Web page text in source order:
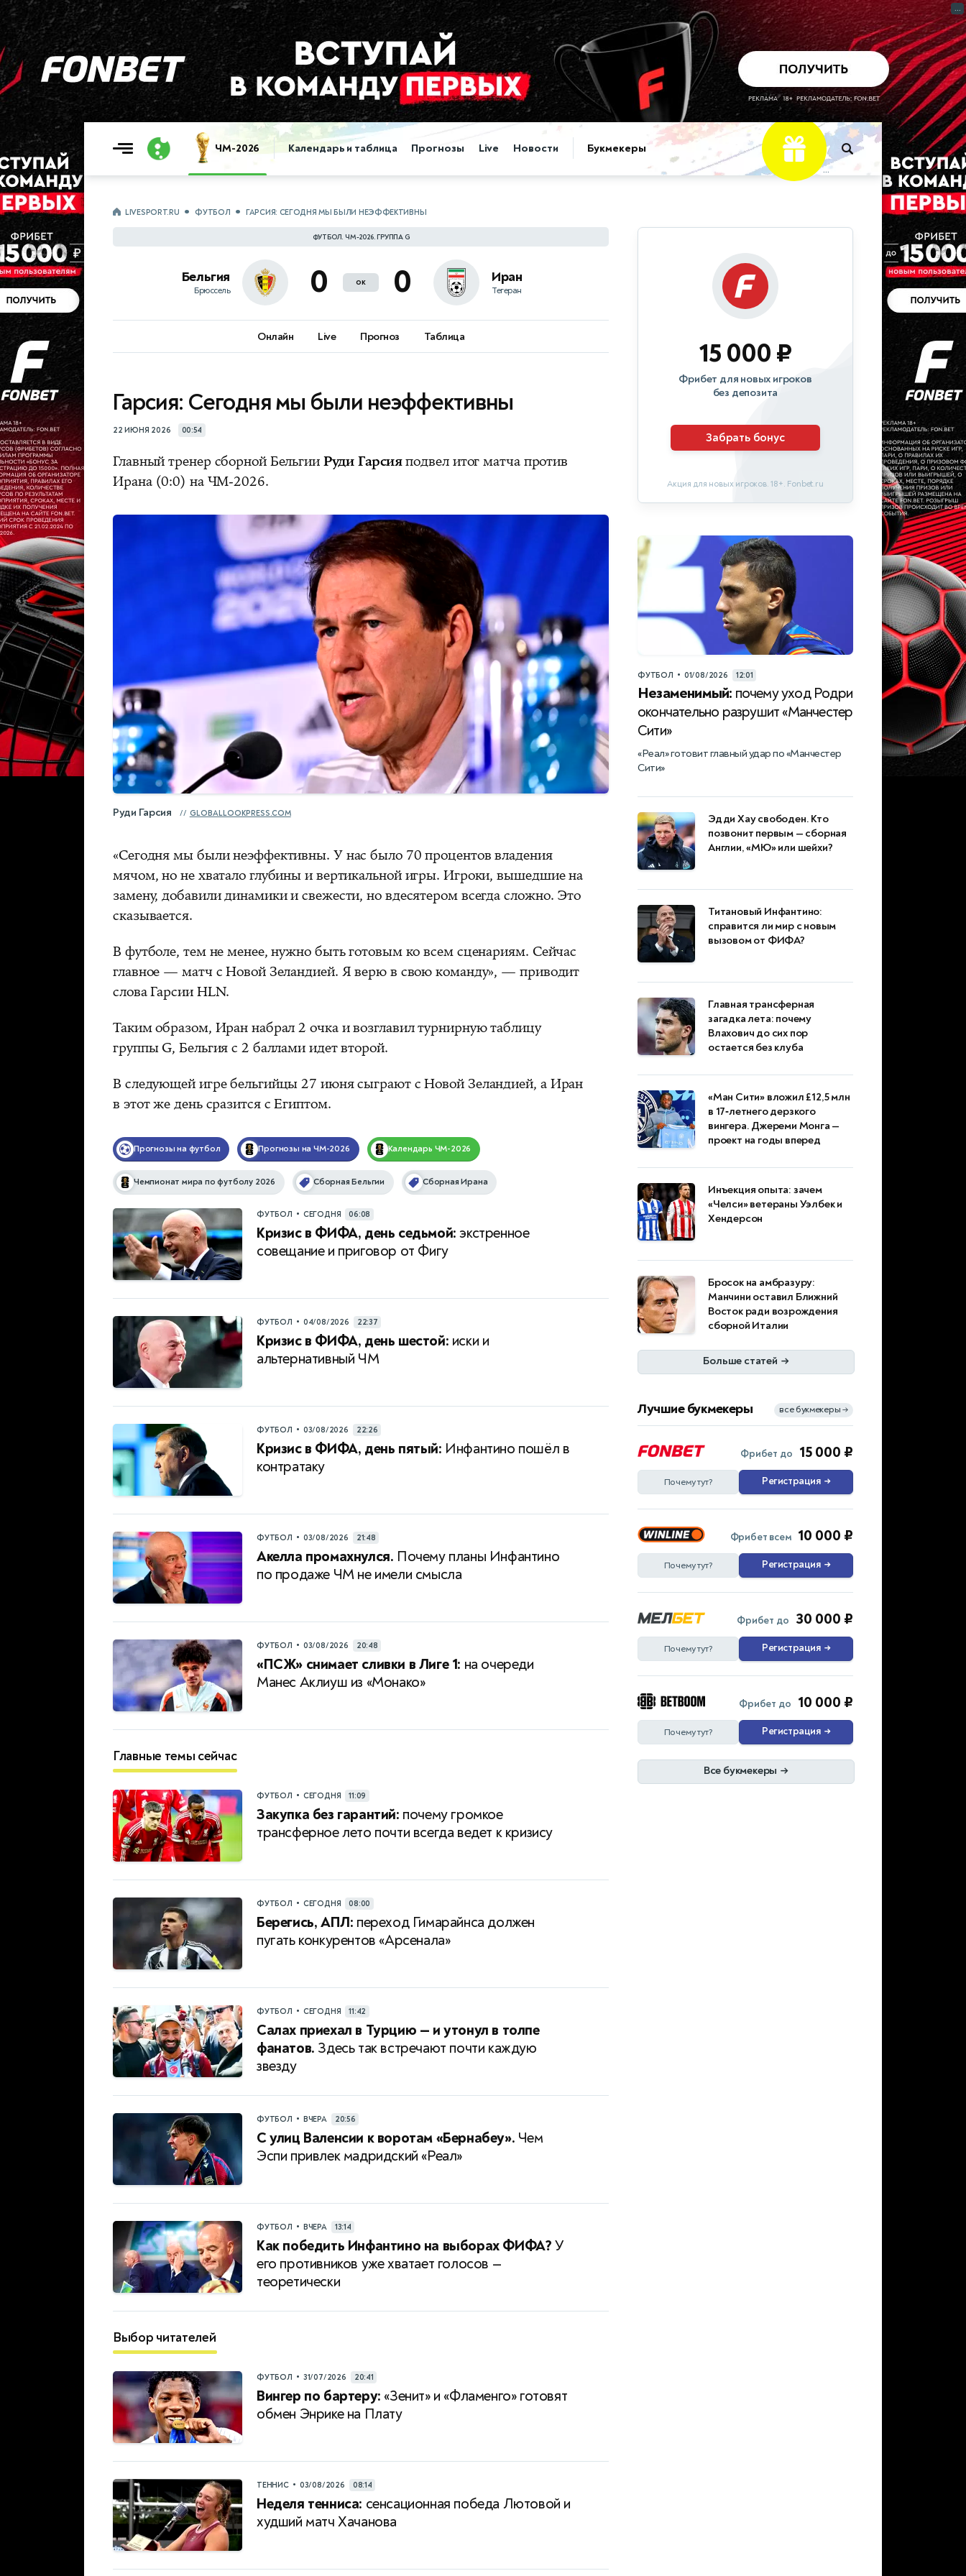
ЧМ-2026 Календарь и таблица Прогнозы Live Новости Букмекеры
...
LIVESPORT.RU ФУТБОЛ ГАРСИЯ: СЕГОДНЯ МЫ БЫЛИ НЕЭФФЕКТИВНЫ
ФУТБОЛ. ЧМ-2026. ГРУППА G
Бельгия
Брюссель 0 ок 0 Иран
Тегеран
Онлайн Live Прогноз Таблица
Гарсия: Сегодня мы были неэффективны
22 ИЮНЯ 2026 00:54
Главный тренер сборной БельгииРуди Гарсияподвел итог матча против
Ирана (0:0) на ЧМ-2026.
Руди Гарсия GLOBALLOOKPRESS.COM
«Сегодня мы были неэффективны. У нас было 70 процентов владения
мячом, но не хватало глубины и вертикальной игры. Игроки, вышедшие на
замену, добавили динамики и свежести, но вдесятером всегда сложно. Это
сказывается.
В футболе, тем не менее, нужно быть готовым ко всем сценариям. Сейчас
главное — матч с Новой Зеландией. Я верю в свою команду», — приводит
слова Гарсии HLN.
Таким образом, Иран набрал 2 очка и возглавил турнирную таблицу
группы G, Бельгия с 2 баллами идет второй.
В следующей игре бельгийцы 27 июня сыграют с Новой Зеландией, а Иран
в этот же день сразится с Египтом.
Прогнозы на футбол Прогнозы на ЧМ-2026 Календарь ЧМ-2026
Чемпионат мира по футболу 2026 Сборная Бельгии Сборная Ирана
ФУТБОЛ • СЕГОДНЯ 06:08
Кризис в ФИФА, день седьмой: экстренное
совещание и приговор от Фигу
ФУТБОЛ • 04/08/2026 22:37
Кризис в ФИФА, день шестой: иски и
альтернативный ЧМ
ФУТБОЛ • 03/08/2026 22:26
Кризис в ФИФА, день пятый: Инфантино пошёл в
контратаку
ФУТБОЛ • 03/08/2026 21:48
Акелла промахнулся. Почему планы Инфантино
по продаже ЧМ не имели смысла
ФУТБОЛ • 03/08/2026 20:48
«ПСЖ» снимает сливки в Лиге 1: на очереди
Манес Аклиуш из «Монако»
Главные темы сейчас
ФУТБОЛ • СЕГОДНЯ 11:09
Закупка без гарантий: почему громкое
трансферное лето почти всегда ведет к кризису
ФУТБОЛ • СЕГОДНЯ 08:00
Берегись, АПЛ: переход Гимарайнса должен
пугать конкурентов «Арсенала»
ФУТБОЛ • СЕГОДНЯ 11:42
Салах приехал в Турцию — и утонул в толпе
фанатов. Здесь так встречают почти каждую
звезду
ФУТБОЛ • ВЧЕРА 20:56
С улиц Валенсии к воротам «Бернабеу». Чем
Эспи привлек мадридский «Реал»
ФУТБОЛ • ВЧЕРА 13:14
Как победить Инфантино на выборах ФИФА? У
его противников уже хватает голосов —
теоретически
Выбор читателей
ФУТБОЛ • 31/07/2026 20:41
Вингер по бартеру: «Зенит» и «Фламенго» готовят
обмен Энрике на Плату
ТЕННИС • 03/08/2026 08:14
Неделя тенниса: сенсационная победа Лютовой и
худший матч Хачанова
15 000 ₽
Фрибет для новых игроков
без депозита
Забрать бонус
Акция для новых игроков. 18+. Fonbet.ru
ФУТБОЛ • 01/08/2026 12:01
Незаменимый: почему уход Родри
окончательно разрушит «Манчестер
Сити»
«Реал» готовит главный удар по «Манчестер
Сити»
Эдди Хау свободен. Кто
позвонит первым — сборная
Англии, «МЮ» или шейхи?
Титановый Инфантино:
справится ли мир с новым
вызовом от ФИФА?
Главная трансферная
загадка лета: почему
Влахович до сих пор
остается без клуба
«Ман Сити» вложил £12,5 млн
в 17‑летнего дерзкого
вингера. Джереми Монга —
проект на годы вперед
Инъекция опыта: зачем
«Челси» ветераны Уэлбек и
Хендерсон
Бросок на амбразуру:
Манчини оставил Ближний
Восток ради возрождения
сборной Италии
Больше статей →
Лучшие букмекеры все букмекеры →
Фрибет до 15 000 ₽
Почему тут? Регистрация →
Фрибет всем 10 000 ₽
Почему тут? Регистрация →
Фрибет до 30 000 ₽
Почему тут? Регистрация →
Фрибет до 10 000 ₽
Почему тут? Регистрация →
Все букмекеры →
...